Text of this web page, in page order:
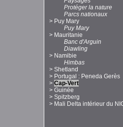
Protéger la nature
Parcs nationaux
> Puy Mary
Puy Mary
> Mauritanie
Banc d'Arguin
Diawling
> Namibie
Himbas
> Shetland
> Portugal : Peneda Gerès
> Cap-Vert
> Guinée
> Spitzberg
> Mali Delta intérieur du